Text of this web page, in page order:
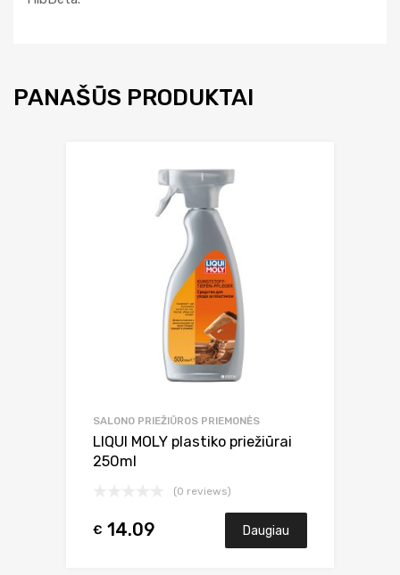
PANAŠŪS PRODUKTAI
SALONO PRIEŽIŪROS PRIEMONĖS
LIQUI MOLY plastiko priežiūrai
250ml
(0 reviews)
€ 14.09 Daugiau